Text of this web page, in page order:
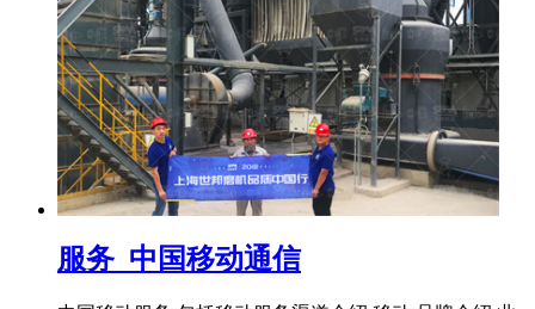
服务_中国移动通信